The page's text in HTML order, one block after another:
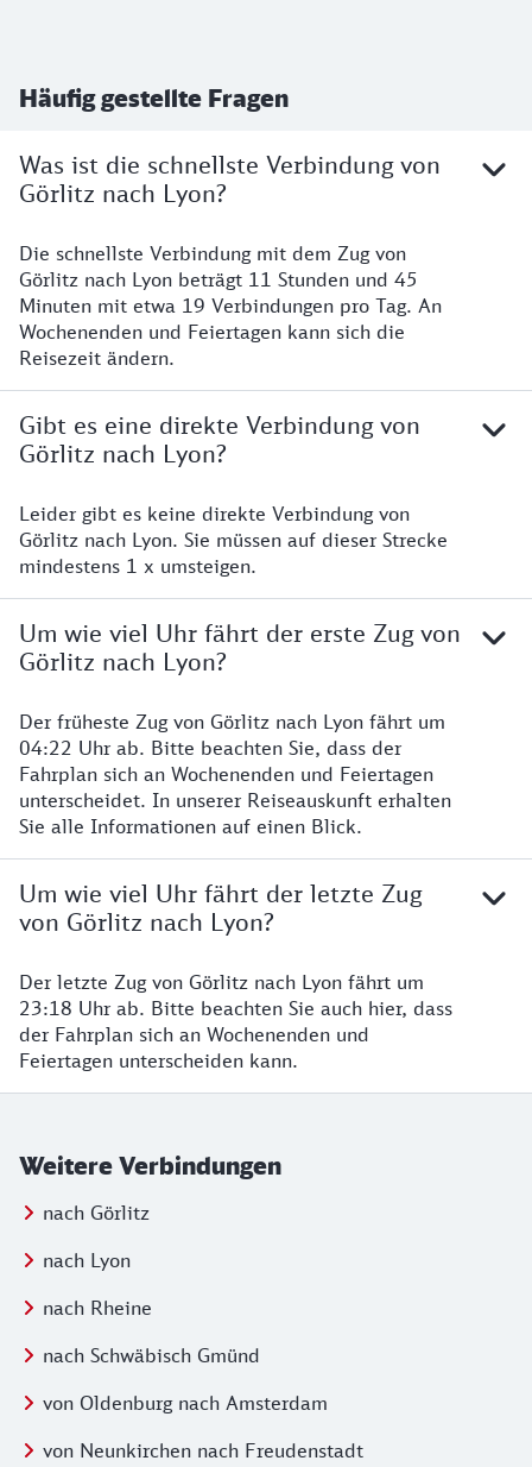
Häufig gestellte Fragen
Was ist die schnellste Verbindung von
Görlitz nach Lyon?
Die schnellste Verbindung mit dem Zug von
Görlitz nach Lyon beträgt 11 Stunden und 45
Minuten mit etwa 19 Verbindungen pro Tag. An
Wochenenden und Feiertagen kann sich die
Reisezeit ändern.
Gibt es eine direkte Verbindung von
Görlitz nach Lyon?
Leider gibt es keine direkte Verbindung von
Görlitz nach Lyon. Sie müssen auf dieser Strecke
mindestens 1 x umsteigen.
Um wie viel Uhr fährt der erste Zug von
Görlitz nach Lyon?
Der früheste Zug von Görlitz nach Lyon fährt um
04:22 Uhr ab. Bitte beachten Sie, dass der
Fahrplan sich an Wochenenden und Feiertagen
unterscheidet. In unserer Reiseauskunft erhalten
Sie alle Informationen auf einen Blick.
Um wie viel Uhr fährt der letzte Zug
von Görlitz nach Lyon?
Der letzte Zug von Görlitz nach Lyon fährt um
23:18 Uhr ab. Bitte beachten Sie auch hier, dass
der Fahrplan sich an Wochenenden und
Feiertagen unterscheiden kann.
Weitere Verbindungen
nach Görlitz
nach Lyon
nach Rheine
nach Schwäbisch Gmünd
von Oldenburg nach Amsterdam
von Neunkirchen nach Freudenstadt